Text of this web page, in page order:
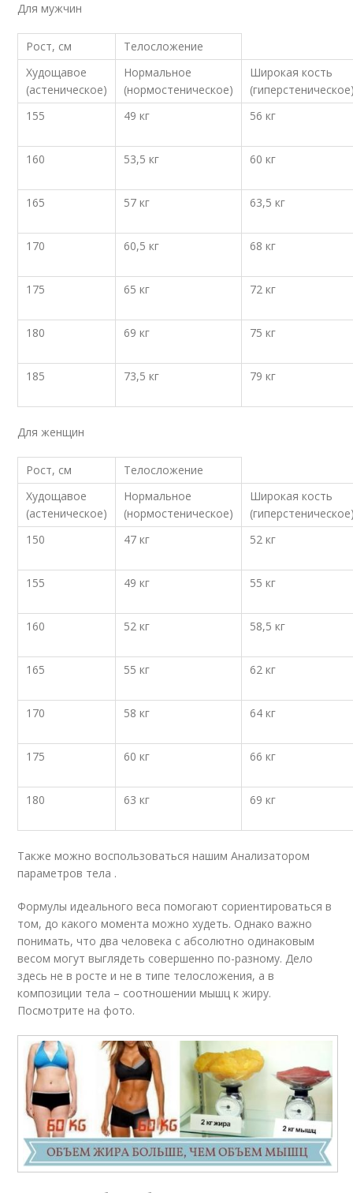
Для мужчин
Рост, см
Телосложение
Худощавое
(астеническое)
Нормальное
(нормостеническое)
Широкая кость
155
49 кг 56 кг
160 53,5 кг 60 кг
165 57 кг 63,5 кг
170 60,5 кг 68 кг
175 65 кг 72 кг
180 69 кг 75 кг
185 73,5 кг 79 кг
Для женщин
Рост, см
Телосложение
Худощавое
(астеническое)
Нормальное
(нормостеническое)
Широкая кость
150
47 кг 52 кг
155 49 кг 55 кг
160 52 кг 58,5 кг
165 55 кг 62 кг
170 58 кг 64 кг
175 60 кг 66 кг
180 63 кг 69 кг
Также можно воспользоваться нашим Анализатором
параметров тела .
Формулы идеального веса помогают сориентироваться в
том, до какого момента можно худеть. Однако важно
понимать, что два человека с абсолютно одинаковым
весом могут выглядеть совершенно по-разному. Дело
здесь не в росте и не в типе телосложения, а в
композиции тела – соотношении мышц к жиру.
Посмотрите на фото.